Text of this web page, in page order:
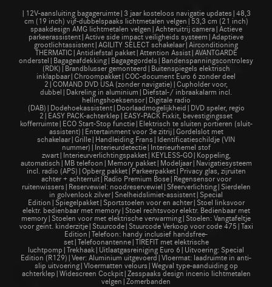
|12V-aansluiting bagageruimte|3 jaar kosteloos navigatie updates|48,3
cm (19 inch) vijf-dubbelspaaks lichtmetalen velgen|53,3 cm (21 inch)
spaakdesign AMG lichtmetalen velgen|Achteruitrij camera|Actieve
parkeerassistent|Active side impact veiligheids systeem|Adaptieve
grootlichtassistent|AGILITY SELECT schakelaar|Airconditioning
THERMATIC|Antidiefstal pakket|Attention Assist|AVANTGARDE
(RDK)|Brandblusser gemonteerd|Buitenspiegels elektrisch
inklapbaar|Chroompakket|COC-document Euro 6 zonder deel
2|COMAND DVD USA (zonder navigatie)|Cupholder voor,
dubbel|Dakreling in aluminium|Diefstal-/ inbraakalarm incl.
hellingshoeksensor|Digitale radio
(DAB)|Dodehoekassistent|Doorlaadmogelijkheid|DVD speler, regio
2|EASY PACK-achterklep|EASY-PACK Fixkit, bevestigingsset
kofferruimte|ECO Start-Stop functie|Elektrisch te sluiten portieren (sluit-
assistent)|Entertainment voor 3e zitrij|Gordelslot met
schakelaar|Grille|Handleiding Frans|Identificatieschildje (VIN
nummer)|Interieurdetectie|Interieurhemel stof
zwart|Interieurverlichtingspakket|KEYLESS-GO|Koppeling,
automatisch|MB telefoon|Memory pakket|Modeljaar|Navigatiesysteem
incl. radio (APS)|Opberg pakket|Parkeerpakket|Privacy glas, zijruiten
achter + achterruit|Radio Premium Bose|Regensensor voor
ruitenwissers|Reservewiel: noodreservewiel|Sfeerverlichting|Sierdelen
in golvenlook zilver|Snelheidslimiet-assistent|Special
Edition|Spiegelpakket|Sportstoelen voor en achter|Stoel linksvoor
elektr. bedienbaar met memory|Stoel rechtsvoor elektr. Bedienbaar met
memory|Stoelen voor met elektrische verwarming|Stoelen: Vangtafeltje
voor geïnt. kinderzitje|Stuurcode|Stuurcode Verkoop voor code 475|Taxi
Edition|Telefoon: handy inclusief handsfree-
set|Telefoonantenne|TIREFIT met elektrische
luchtpomp|Trekhaak|Uitlaatgasreiniging Euro 6|Uitvoering: Special
Edition (R129)|Veer: Aluminium uitgevoerd|Vloermat: laadruimte in anti-
slip uitvoering|Vloermatten velours|Wegval type-aanduiding op
achterklep|Widescreen Cockpit|Zesspaaks design incenio lichtmetalen
velgen|Zomerbanden